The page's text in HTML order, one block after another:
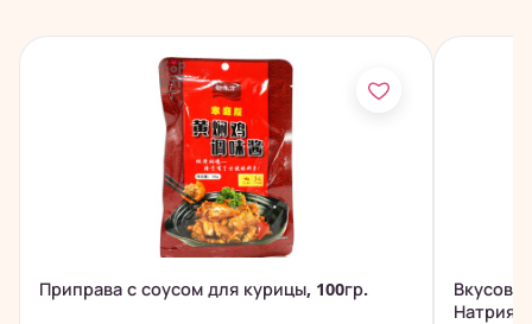
Приправа с соусом для курицы, 100гр.
Натрия,